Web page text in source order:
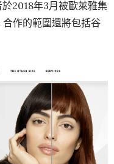
2018年3月被歐萊雅集
作的範圍還將包括谷